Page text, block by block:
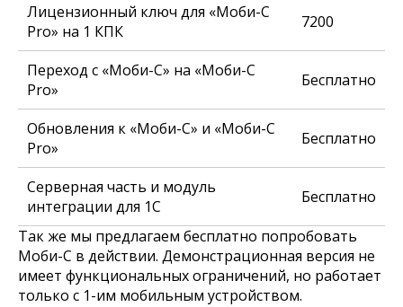
Лицензионный ключ для «Моби-С
Pro» на 1 КПК
7200
Переход с «Моби-С» на «Моби-С
Pro»
Бесплатно
Обновления к «Моби-С» и «Моби-С
Pro»
Бесплатно
Серверная часть и модуль
интеграции для 1С
Бесплатно
Так же мы предлагаем бесплатно попробовать
Моби-С в действии. Демонстрационная версия не
имеет функциональных ограничений, но работает
только с 1-им мобильным устройством.